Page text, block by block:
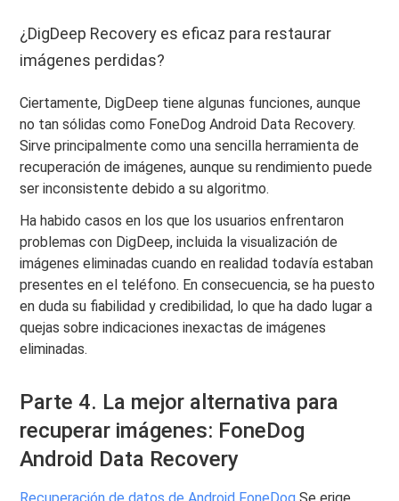
¿DigDeep Recovery es eficaz para restaurar
imágenes perdidas?
Ciertamente, DigDeep tiene algunas funciones, aunque
no tan sólidas como FoneDog Android Data Recovery.
Sirve principalmente como una sencilla herramienta de
recuperación de imágenes, aunque su rendimiento puede
ser inconsistente debido a su algoritmo.
Ha habido casos en los que los usuarios enfrentaron
problemas con DigDeep, incluida la visualización de
imágenes eliminadas cuando en realidad todavía estaban
presentes en el teléfono. En consecuencia, se ha puesto
en duda su fiabilidad y credibilidad, lo que ha dado lugar a
quejas sobre indicaciones inexactas de imágenes
eliminadas.
Parte 4. La mejor alternativa para
recuperar imágenes: FoneDog
Android Data Recovery